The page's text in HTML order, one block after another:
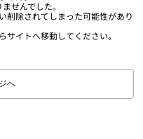
せんでした。
削除されてしまった可能性があり
イトへ移動してください。
へ